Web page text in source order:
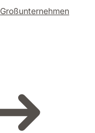
Großunternehmen